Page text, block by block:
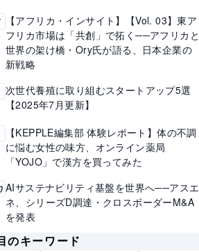
【アフリカ・インサイト】【Vol. 03】東ア
フリカ市場は「共創」で拓く──アフリカと
世界の架け橋・Ory氏が語る、日本企業の
新戦略
次世代養殖に取り組むスタートアップ5選
【2025年7月更新】
【KEPPLE編集部 体験レポート】体の不調
に悩む女性の味方、オンライン薬局
「YOJO」で漢方を買ってみた
AIサステナビリティ基盤を世界へ──アスエ
ネ、シリーズD調達・クロスボーダーM&A
を発表
のキーワード